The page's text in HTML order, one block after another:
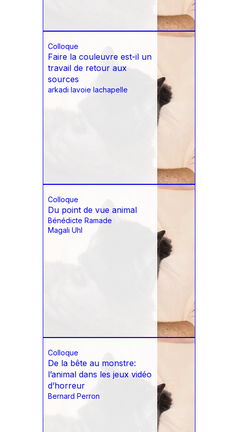
Colloque
Faire la couleuvre est-il un
travail de retour aux
sources
arkadi lavoie lachapelle
Colloque
Du point de vue animal
Bénédicte Ramade
Magali Uhl
Colloque
De la bête au monstre:
l’animal dans les jeux vidéo
d’horreur
Bernard Perron